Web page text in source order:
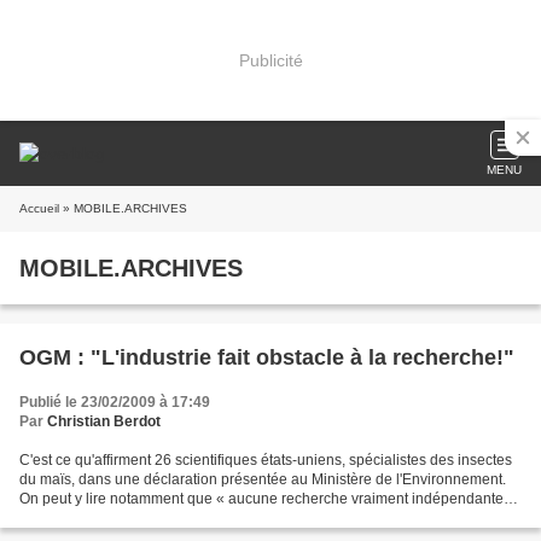
Publicité
MENU
Accueil » MOBILE.ARCHIVES
MOBILE.ARCHIVES
OGM : "L'industrie fait obstacle à la recherche!"
Publié le 23/02/2009 à 17:49
Par Christian Berdot
C'est ce qu'affirment 26 scientifiques états-uniens, spécialistes des insectes
du maïs, dans une déclaration présentée au Ministère de l'Environnement.
On peut y lire notamment que « aucune recherche vraiment indépendante